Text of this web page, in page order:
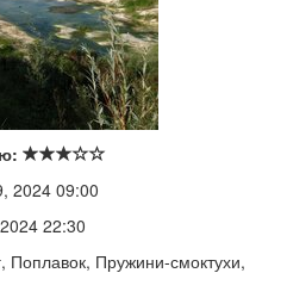
2024 09:00
22:30
Поплавок, Пружини-смоктухи,